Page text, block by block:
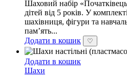
Шаховий набір
дітей від 5 років. У
шахівниця, фігури та
пам’ять...
Додати в кошик
♡
Додати в кошик
Шахи